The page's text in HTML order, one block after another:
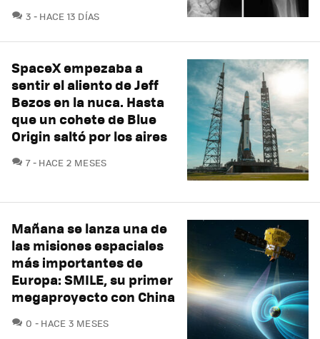
3 COMENTARIOS
HACE 13 DÍAS
SpaceX empezaba a
sentir el aliento de Jeff
Bezos en la nuca. Hasta
que un cohete de Blue
Origin saltó por los aires
7COMENTARIOS
HACE 2 MESES
Mañana se lanza una de
las misiones espaciales
más importantes de
Europa: SMILE, su primer
megaproyecto con China
0 COMENTARIOS
HACE 3 MESES